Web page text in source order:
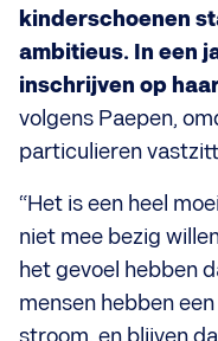
kinderschoenen
ambitieus. In een
inschrijven op
volgens Paepen,
particulieren
“Het is een heel
niet mee bezig
het gevoel hebben
mensen hebben